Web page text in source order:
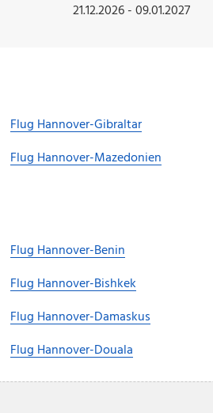
21.12.2026 - 09.01.2027
Flug Hannover-Gibraltar
Flug Hannover-Mazedonien
Flug Hannover-Benin
Flug Hannover-Bishkek
Flug Hannover-Damaskus
Flug Hannover-Douala